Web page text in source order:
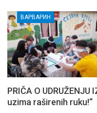
ВАРВАРИН
PRIČA O UDRUŽENJU
uzima raširenih ruku!“